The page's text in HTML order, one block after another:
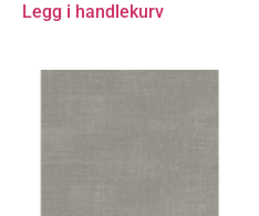
Legg i handlekurv